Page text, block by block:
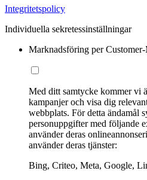
Integritetspolicy
Individuella sekretessinställningar
Marknadsföring per
Med ditt samtycke kommer vi
kampanjer och visa dig
webbplats. För detta ändamål
personuppgifter med följande
använder deras
använder deras tjänster:
Bing, Criteo, Meta, Google,